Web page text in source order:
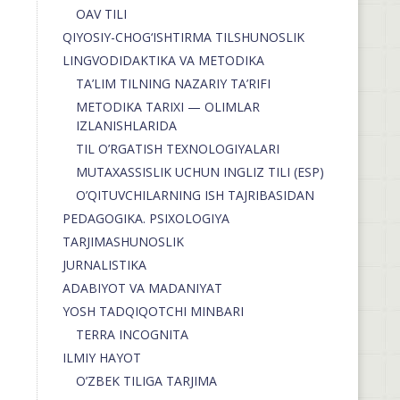
OAV TILI
QIYOSIY-CHOG‘ISHTIRMA TILSHUNOSLIK
LINGVODIDAKTIKA VA METODIKA
TA’LIM TILNING NAZARIY TA’RIFI
METODIKA TARIXI — OLIMLAR
IZLANISHLARIDA
TIL O’RGATISH TEXNOLOGIYALARI
MUTAXASSISLIK UCHUN INGLIZ TILI (ESP)
O’QITUVCHILARNING ISH TAJRIBASIDAN
PEDAGOGIKA. PSIXOLOGIYA
TARJIMASHUNOSLIK
JURNALISTIKA
ADABIYOT VA MADANIYAT
YOSH TADQIQOTCHI MINBARI
TERRA INCOGNITA
ILMIY HAYOT
O’ZBEK TILIGA TARJIMA